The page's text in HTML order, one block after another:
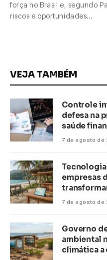
força no Brasil e, segundo
riscos e oportunidades…
VEJA TAMBÉM
Controle
defesa na
saúde
7 de agosto de
empresas
turismo no
7 de agosto de
Governo
ambiental
climática a